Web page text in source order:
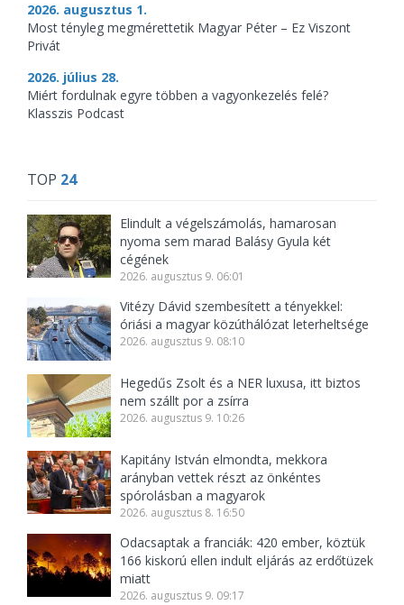
2026. augusztus 1.
Most tényleg megmérettetik Magyar Péter – Ez Viszont
Privát
2026. július 28.
Miért fordulnak egyre többen a vagyonkezelés felé?
Klasszis Podcast
TOP 24
Elindult a végelszámolás, hamarosan
nyoma sem marad Balásy Gyula két
cégének
2026. augusztus 9. 06:01
Vitézy Dávid szembesített a tényekkel:
óriási a magyar közúthálózat leterheltsége
2026. augusztus 9. 08:10
Hegedűs Zsolt és a NER luxusa, itt biztos
nem szállt por a zsírra
2026. augusztus 9. 10:26
Kapitány István elmondta, mekkora
arányban vettek részt az önkéntes
spórolásban a magyarok
2026. augusztus 8. 16:50
Odacsaptak a franciák: 420 ember, köztük
166 kiskorú ellen indult eljárás az erdőtüzek
miatt
2026. augusztus 9. 09:17